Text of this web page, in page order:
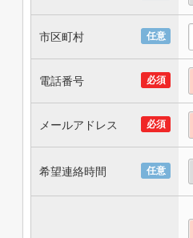
任意
市区町村
必須
電話番号
必須
メールアドレス
任意
希望連絡時間